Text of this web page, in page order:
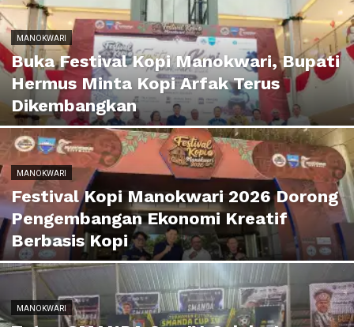
MANOKWARI
Buka Festival Kopi Manokwari, Bupati
Hermus Minta Kopi Arfak Terus
Dikembangkan
MANOKWARI
Festival Kopi Manokwari 2026 Dorong
Pengembangan Ekonomi Kreatif
Berbasis Kopi
MANOKWARI